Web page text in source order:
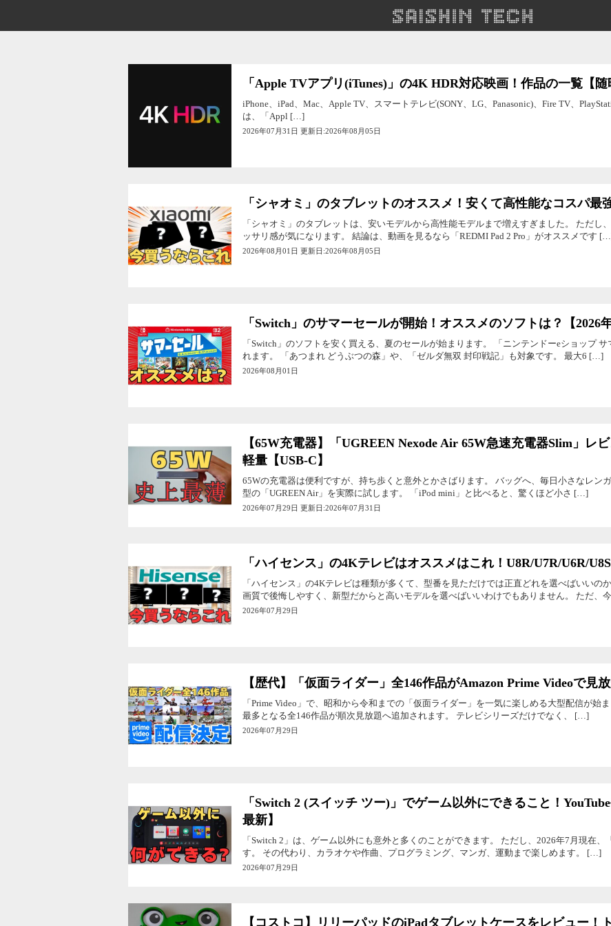
「Apple TVアプリ(iTunes)」の4K HDR対応映画！作品の一覧【随
iPhone、iPad、Mac、Apple TV、スマートテレビ(SONY、LG、Panasonic)、Fire TV、
は、「Appl […]
2026年07月31日 更新日:2026年08月05日
「シャオミ」のタブレットのオススメ！安くて高性能なコスパ最
「シャオミ」のタブレットは、安いモデルから高性能モデルまで増えすぎました。 ただし
ッサリ感が気になります。 結論は、動画を見るなら「REDMI Pad 2 Pro」がオススメです
2026年08月01日 更新日:2026年08月05日
「Switch」のサマーセールが開始！オススメのソフトは？【2026
「Switch」のソフトを安く買える、夏のセールが始まります。 「ニンテンドーeショップ
れます。 「あつまれ どうぶつの森」や、「ゼルダ無双 封印戦記」も対象です。 最大6 […]
2026年08月01日
【65W充電器】「UGREEN Nexode Air 65W急速充電器Slim」レ
軽量【USB-C】
65Wの充電器は便利ですが、持ち歩くと意外とかさばります。 バッグへ、毎日小さなレン
型の「UGREEN Air」を実際に試します。 「iPod mini」と比べると、驚くほど小さ […]
2026年07月29日 更新日:2026年07月31日
「ハイセンス」の4Kテレビはオススメはこれ！U8R/U7R/U6R/U8S
「ハイセンス」の4Kテレビは種類が多くて、型番を見ただけでは正直どれを選べばいいの
画質で後悔しやすく、新型だからと高いモデルを選べばいいわけでもありません。 ただ、
2026年07月29日
【歴代】「仮面ライダー」全146作品がAmazon Prime Videoで見
「Prime Video」で、昭和から令和までの「仮面ライダー」を一気に楽しめる大型配信が始
最多となる全146作品が順次見放題へ追加されます。 テレビシリーズだけでなく、 […]
2026年07月29日
「Switch 2 (スイッチ ツー)」でゲーム以外にできること！
最新】
「Switch 2」は、ゲーム以外にも意外と多くのことができます。 ただし、2026年7月現在
す。 その代わり、カラオケや作曲、プログラミング、マンガ、運動まで楽しめます。 […]
2026年07月29日
【コストコ】リリーパッドのiPadタブレットケースをレビュー！